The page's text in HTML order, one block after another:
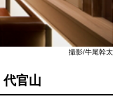
撮影/牛尾幹太
官山